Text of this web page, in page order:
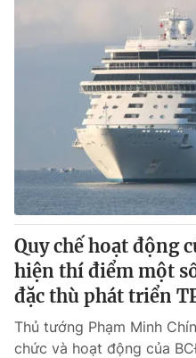
Giải sao mai
Chất lượng cuộc sống
Giáo dục
Học trực tuyến
Công nghệ
Hitech Công nghệ tương
Sản phẩm
Thị trường
Tư vấn
Giao lưu trực tuyến
Lịch phát sóng
Chuyên mục khác
Emagazine
Photo
Quy chế hoạt động
hiện thí điểm một
đặc thù phát triển
Thủ tướng Phạm Minh
chức và hoạt động của